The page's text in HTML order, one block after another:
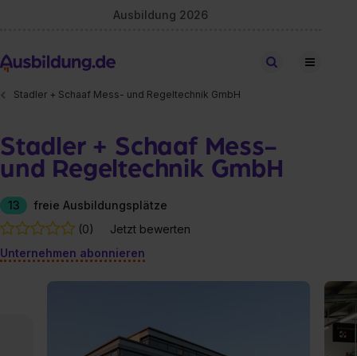
Ausbildung 2026
Stellen finden
Stadler + Schaaf Mess- und Regeltechnik GmbH
Stadler + Schaaf Mess-
und Regeltechnik GmbH
13
freie Ausbildungsplätze
(0)
Jetzt bewerten
Unternehmen abonnieren